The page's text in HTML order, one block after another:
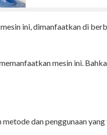
ini, dimanfaatkan di
mesin ini.
dan penggunaan